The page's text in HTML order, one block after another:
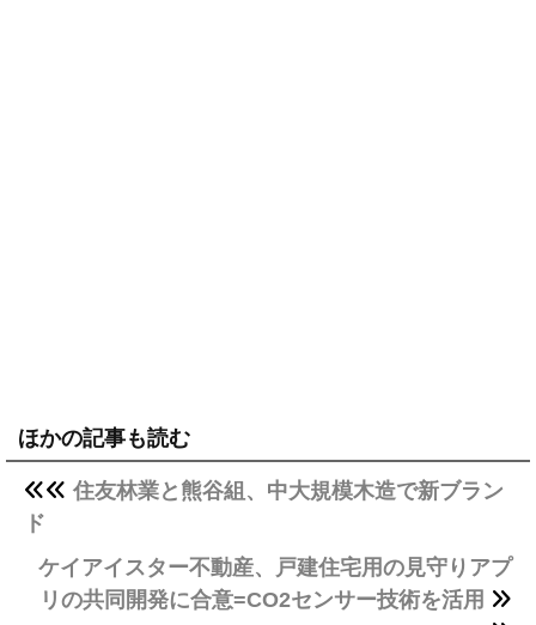
ほかの記事も読む
住友林業と熊谷組、中大規模木造で新ブラン
ド
ケイアイスター不動産、戸建住宅用の見守りアプ
リの共同開発に合意=CO2センサー技術を活用